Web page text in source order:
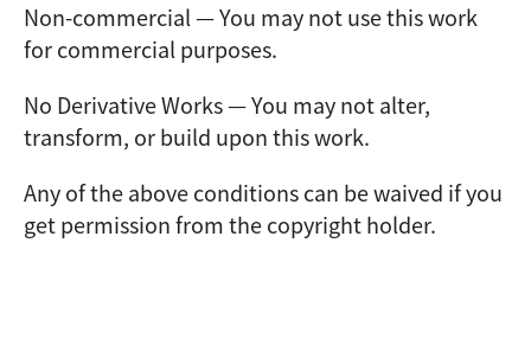
Non-commercial — You may not use this work
for commercial purposes.
No Derivative Works — You may not alter,
transform, or build upon this work.
Any of the above conditions can be waived if you
get permission from the copyright holder.